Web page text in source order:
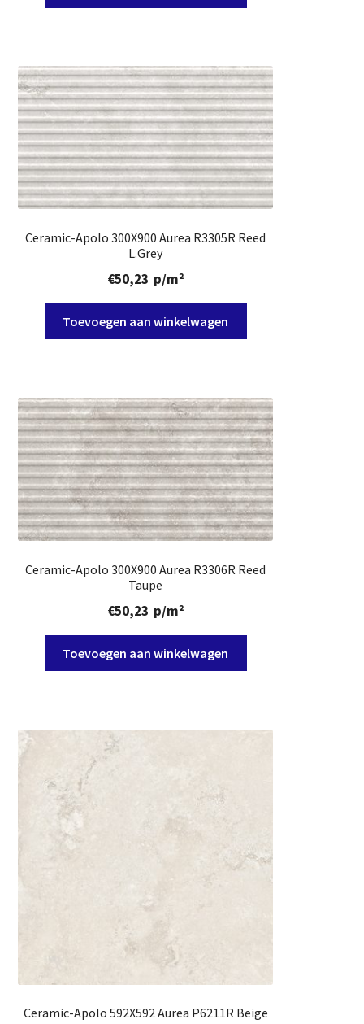
Ceramic-Apolo 300X900 Aurea R3305R Reed
L.Grey
€50,23 p/m²
Toevoegen aan winkelwagen
Ceramic-Apolo 300X900 Aurea R3306R Reed
Taupe
€50,23 p/m²
Toevoegen aan winkelwagen
Ceramic-Apolo 592X592 Aurea P6211R Beige